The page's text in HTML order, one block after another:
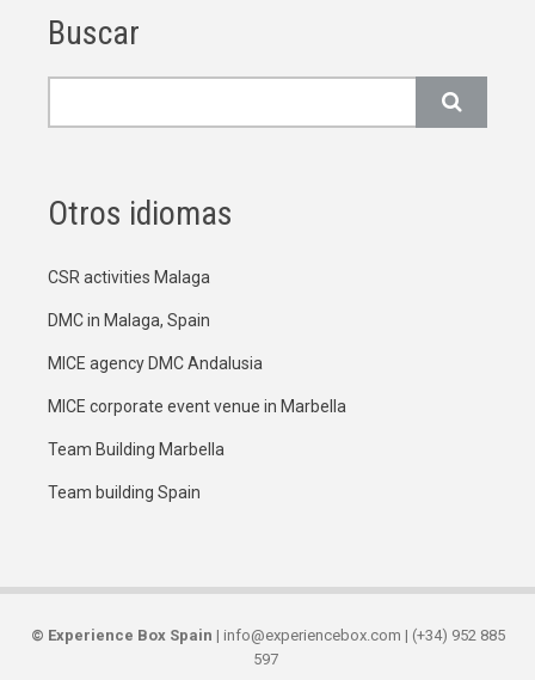
Buscar
Otros idiomas
CSR activities Malaga
DMC in Malaga, Spain
MICE agency DMC Andalusia
MICE corporate event venue in Marbella
Team Building Marbella
Team building Spain
© Experience Box Spain | info@experiencebox.com | (+34) 952 885
597